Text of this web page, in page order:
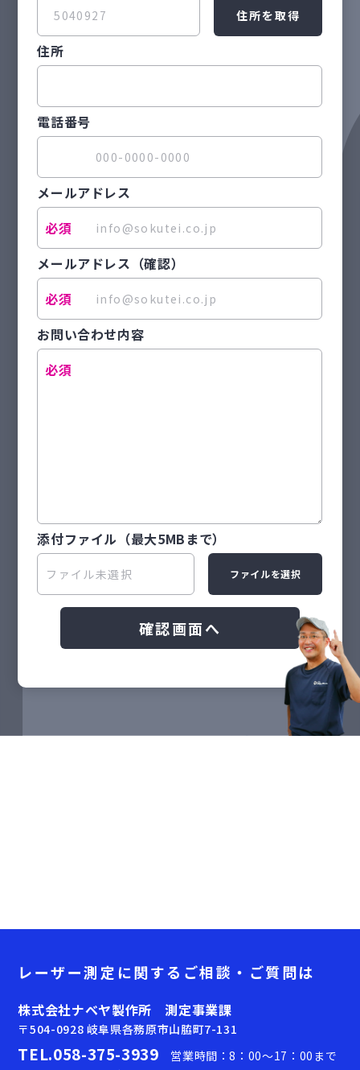
住所を取得
住所
電話番号
メールアドレス
メールアドレス （確認）
お問い合わせ内容
添付ファイル （最大5MBまで）
ファイルを選択
確認画面へ
レーザー測定に関する ご相談・ご質問は
株式会社ナベヤ製作所 測定事業課
〒504-0928 岐阜県各務原市山脇町7-131
TEL.058-375-3939
営業時間：8：00～17：00まで